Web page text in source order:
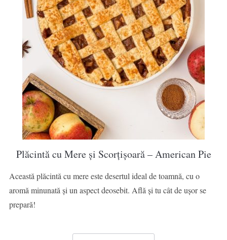
Plăcintă cu Mere și Scorțișoară – American Pie
Această plăcintă cu mere este desertul ideal de toamnă, cu o
aromă minunată și un aspect deosebit. Află și tu cât de ușor se
prepară!